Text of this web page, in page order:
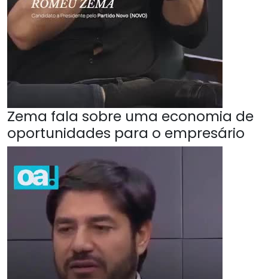
Zema fala sobre uma economia de
oportunidades para o empresário